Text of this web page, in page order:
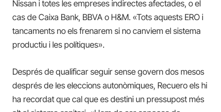
Nissan i totes les empreses indirectes afectades, o el
cas de Caixa Bank, BBVA o H&M. «Tots aquests ERO i
tancaments no els frenarem si no canviem el sistema
productiu i les polítiques».
Després de qualificar seguir sense govern dos mesos
després de les eleccions autonòmiques, Recuero els hi
ha recordat que cal que es destini un pressupost més